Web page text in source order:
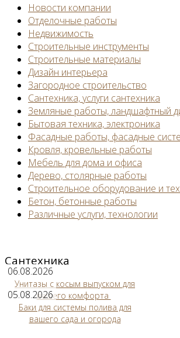
Новости компании
Отделочные работы
Недвижимость
Строительные инструменты
Строительные материалы
Дизайн интерьера
Загородное строительство
Сантехника, услуги сантехника
Земляные работы, ландшафтный
Бытовая техника, электроника
Фасадные работы, фасадные
Кровля, кровельные работы
Мебель для дома и офиса
Дерево, столярные работы
Строительное оборудование и
Бетон, бетонные работы
Различные услуги, технологии
Сантехника
06.08.2026
Унитазы с косым выпуском для
вашего комфорта
05.08.2026
Баки для системы полива для
вашего сада и огорода